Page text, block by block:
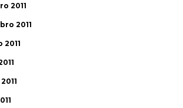
2011
2011
2011